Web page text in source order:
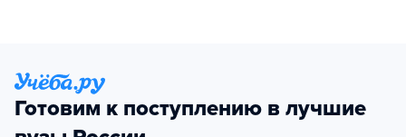
Готовим к поступлению в лучшие